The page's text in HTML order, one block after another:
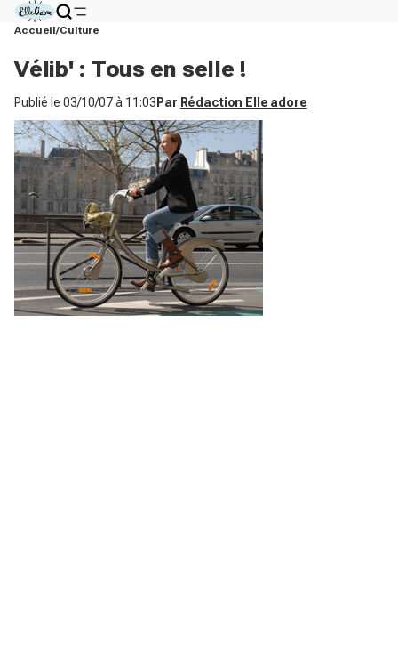
Accueil Culture
Vélib' : Tous en selle !
Publié le 03/10/07 à 11:03 Par Rédaction Elle adore